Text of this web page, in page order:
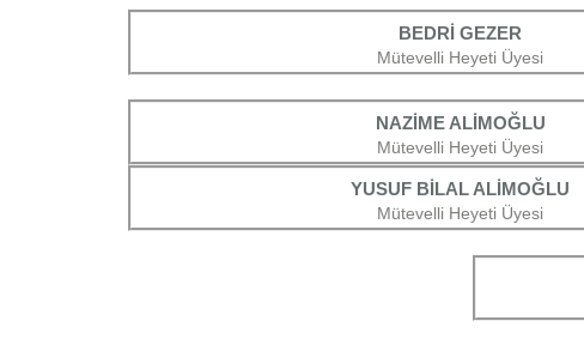
BEDRİ GEZER
Mütevelli Heyeti Üyesi
NAZİME ALİMOĞLU
Mütevelli Heyeti Üyesi
YUSUF BİLAL ALİMOĞLU
Mütevelli Heyeti Üyesi